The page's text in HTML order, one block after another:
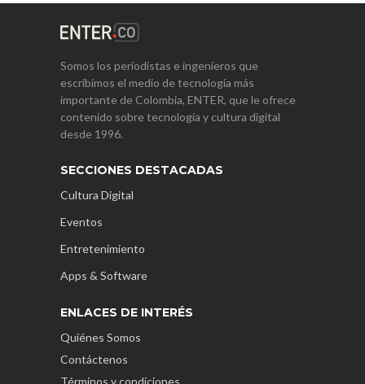
Somos los periodistas e ingenieros que
escribimos el medio de tecnología más
importante de Colombia, ENTER, que le ofrece
contenido sobre tecnología y cultura digital
desde 1996.
SECCIONES DESTACADAS
Cultura Digital
Eventos
Entretenimiento
Apps & Software
ENLACES DE INTERÉS
Quiénes Somos
Contáctenos
Términos y condiciones